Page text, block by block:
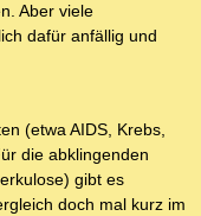
Aber viele
dafür anfällig und
(etwa AIDS, Krebs,
die abklingenden
gibt es
doch mal kurz im